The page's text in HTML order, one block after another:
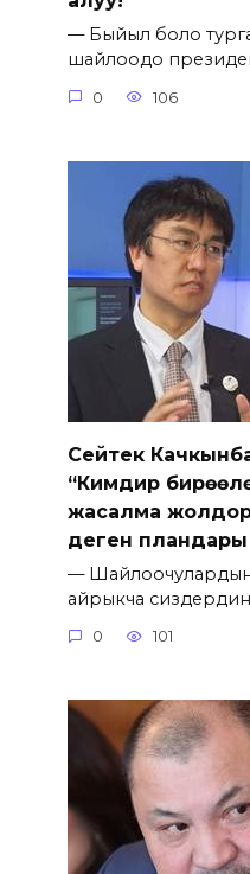
— Быйыл боло
шайлоодо
0 106
Сейтек
“Кимдир
жасалма
деген пландары
—
айрыкча сиздердин
0 101